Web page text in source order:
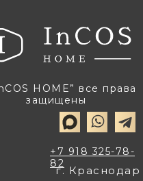
г. Краснодар
HOME” все права
защищены
+7 918 325-78-
82